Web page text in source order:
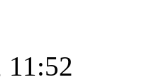
11:52